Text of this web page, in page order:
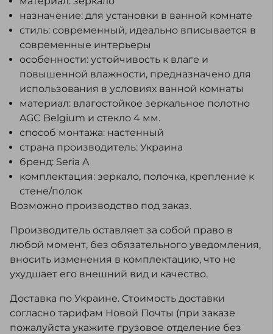
назначение: для установки в ванной комнате
стиль: современный, идеально вписывается в
современные интерьеры
особенности: устойчивость к влаге и
повышенной влажности, предназначено для
использования в условиях ванной комнаты
материал: влагостойкое зеркальное полотно
AGC Belgium и стекло 4 мм.
способ монтажа: настенный
страна производитель: Украина
бренд: Seria A
комплектация: зеркало, полочка, крепление к
стене/полок
Возможно производство под заказ.
Производитель оставляет за собой право в
любой момент, без обязательного уведомления,
вносить изменения в комплектацию, что не
ухудшает его внешний вид и качество.
Доставка по Украине. Стоимость доставки
согласно тарифам Новой Почты (при заказе
пожалуйста укажите грузовое отделение без